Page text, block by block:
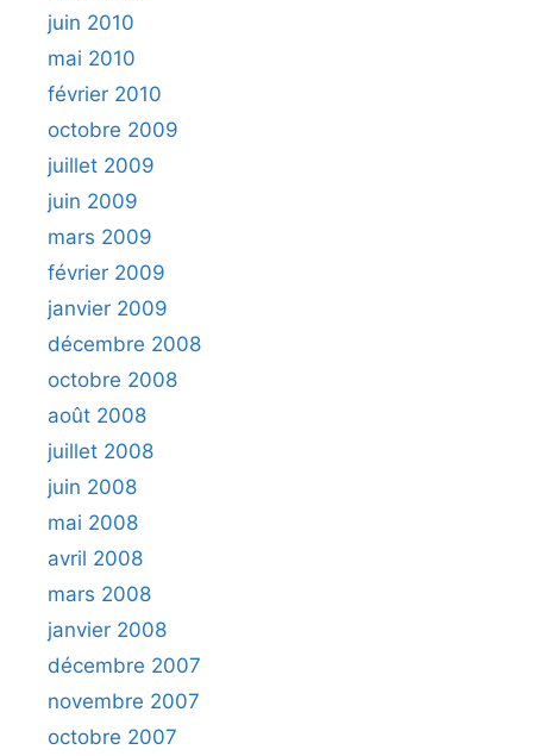
juin 2010
mai 2010
février 2010
octobre 2009
juillet 2009
juin 2009
mars 2009
février 2009
janvier 2009
décembre 2008
octobre 2008
août 2008
juillet 2008
juin 2008
mai 2008
avril 2008
mars 2008
janvier 2008
décembre 2007
novembre 2007
octobre 2007